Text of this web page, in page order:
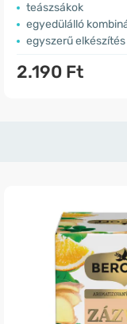
teászsákok
egyedülálló
egyszerű elkészítés
2.190 Ft